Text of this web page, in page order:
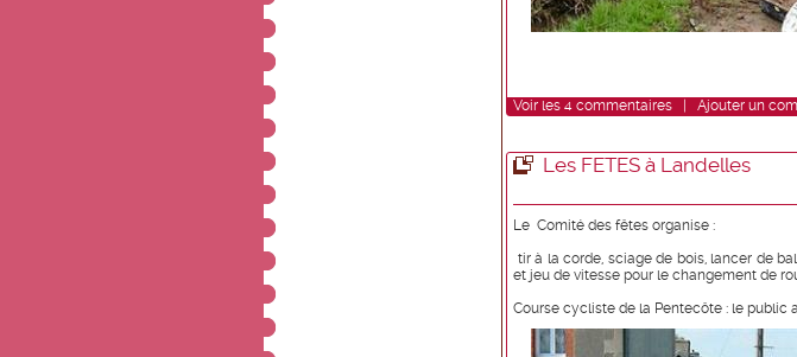
Voir les 4 commentaires Ajouter un
Les FETES à Landelles
Le Comité des fêtes organise :
tir à la corde, sciage de bois, lancer de
et jeu de vitesse pour le changement de
Course cycliste de la Pentecôte : le